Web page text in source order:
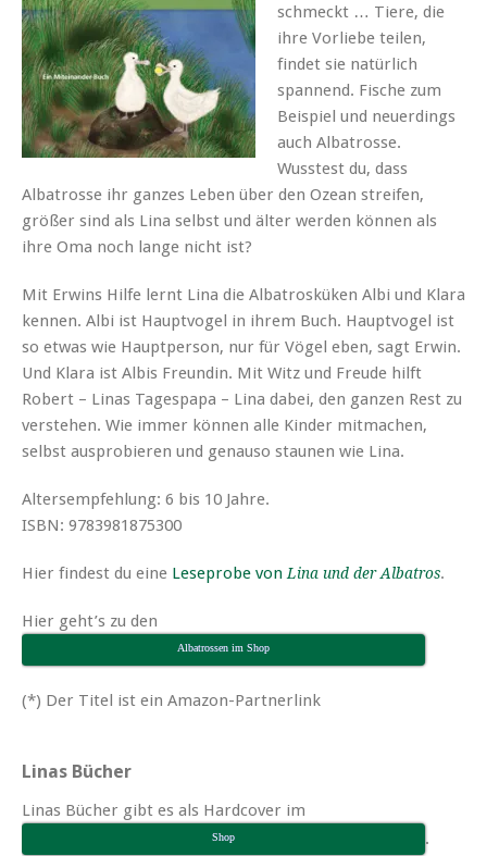
schmeckt … Tiere, die
ihre Vorliebe teilen,
findet sie natürlich
spannend. Fische zum
Beispiel und neuerdings
auch Albatrosse.
Wusstest du, dass
Albatrosse ihr ganzes Leben über den Ozean streifen,
größer sind als Lina selbst und älter werden können als
ihre Oma noch lange nicht ist?
Mit Erwins Hilfe lernt Lina die Albatrosküken Albi und Klara
kennen. Albi ist Hauptvogel in ihrem Buch. Hauptvogel ist
so etwas wie Hauptperson, nur für Vögel eben, sagt Erwin.
Und Klara ist Albis Freundin. Mit Witz und Freude hilft
Robert – Linas Tagespapa – Lina dabei, den ganzen Rest zu
verstehen. Wie immer können alle Kinder mitmachen,
selbst ausprobieren und genauso staunen wie Lina.
Altersempfehlung: 6 bis 10 Jahre.
ISBN: 9783981875300
Hier findest du eine Leseprobe von Lina und der Albatros.
Hier geht’s zu den
Albatrossen im Shop
(*) Der Titel ist ein Amazon-Partnerlink
Linas Bücher
Linas Bücher gibt es als Hardcover im
Shop
.